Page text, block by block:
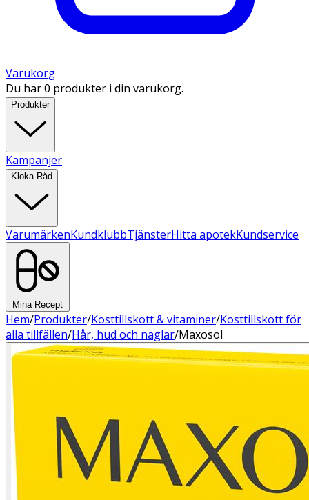
Varukorg
Du har 0 produkter i din varukorg.
Produkter
Kampanjer
Kloka Råd
VarumärkenKundklubbTjänsterHitta apotekKundservice
Mina Recept
Hem/Produkter/Kosttillskott & vitaminer/Kosttillskott för
alla tillfällen/Hår, hud och naglar/Maxosol